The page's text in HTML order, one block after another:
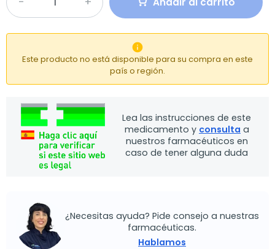

Este producto no está disponible para su compra en este
país o región.
Lea las instrucciones de este
medicamento y consulta a
nuestros farmacéuticos en
caso de tener alguna duda
¿Necesitas ayuda? Pide consejo a nuestras
farmacéuticas.
Hablamos